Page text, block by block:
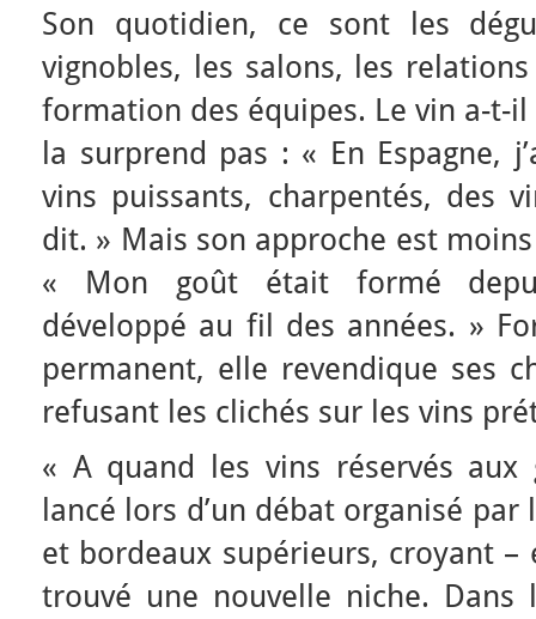
Son quotidien, ce sont les
vignobles, les salons, les
formation des équipes. Le vin a-t-il
la surprend pas : « En Espagne,
vins puissants, charpentés, des
dit. » Mais son approche est
« Mon goût était formé
développé au fil des années. »
permanent, elle revendique ses
refusant les clichés sur les vins
« A quand les vins réservés aux
lancé lors d’un débat organisé
et bordeaux supérieurs, croyant –
trouvé une nouvelle niche. Dans